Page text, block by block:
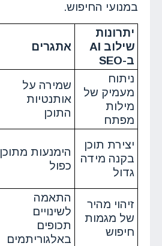
במנועי החיפוש.
יתרונות
שילוב AI
ב-SEO
אתגרים
ניתוח
מעמיק של
מילות
מפתח
שמירה על
אותנטיות
התוכן
יצירת תוכן
בקנה מידה
גדול
הימנעות מתוכן
כפול
זיהוי מהיר
של מגמות
חיפוש
התאמה
לשינויים
תכופים
באלגוריתמים